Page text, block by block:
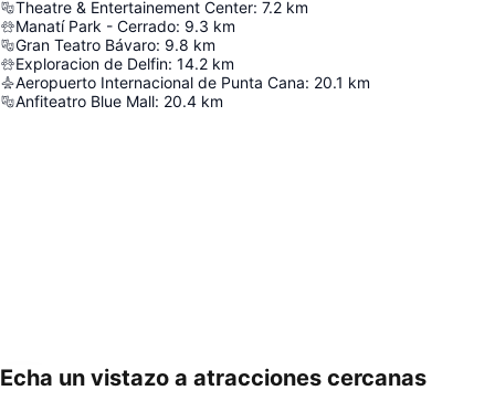
Theatre & Entertainement Center: 7.2 km
Manatí Park - Cerrado: 9.3 km
Gran Teatro Bávaro: 9.8 km
Exploracion de Delfin: 14.2 km
Aeropuerto Internacional de Punta Cana: 20.1 km
Anfiteatro Blue Mall: 20.4 km
Echa un vistazo a atracciones cercanas